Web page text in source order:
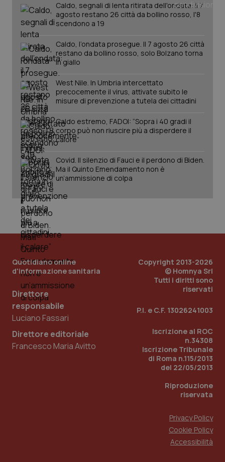
Caldo, segnali di lenta ritirata dell'ondata: il 7
agosto restano 26 città da bollino rosso, l'8
scendono a 19
Caldo, l’ondata prosegue. Il 7 agosto 26 città
restano da bollino rosso, solo Bolzano torna
in giallo
West Nile. In Umbria intercettato
precocemente il virus, attivate subito le
misure di prevenzione a tutela dei cittadini
Caldo estremo, FADOI: “Sopra i 40 gradi il
corpo può non riuscire più a disperdere il
calore”
Covid. Il silenzio di Fauci e il perdono di Biden.
Ma il Quinto Emendamento non è
un’ammissione di colpa
Quotidiano online
d'informazione sanitaria
Direttore
responsabile
Luciano Fassari
Direttore editoriale
Francesco Maria Avitto
Copyright 2013-2026
© Homnya Srl
Tutti i diritti sono
riservati
P.I. e C.F. 13026241003
Iscrizione al ROC
n.34308
Iscrizione Tribunale
di Roma n.115/2013
del 22/05/2013
Riproduzione
riservata
Privacy Policy
Cookie Policy
Accessibilità
PHPSESSID
.quotidianosanita.it
1
mese
Scadenza
1 anno 1
Questo
Scadenza